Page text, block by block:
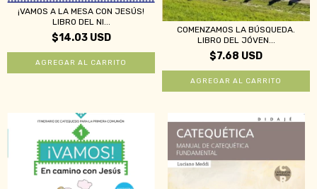
¡VAMOS A LA MESA CON JESÚS!
LIBRO DEL NI...
$14.03 USD
COMENZAMOS LA BÚSQUEDA.
LIBRO DEL JÓVEN...
$7.68 USD